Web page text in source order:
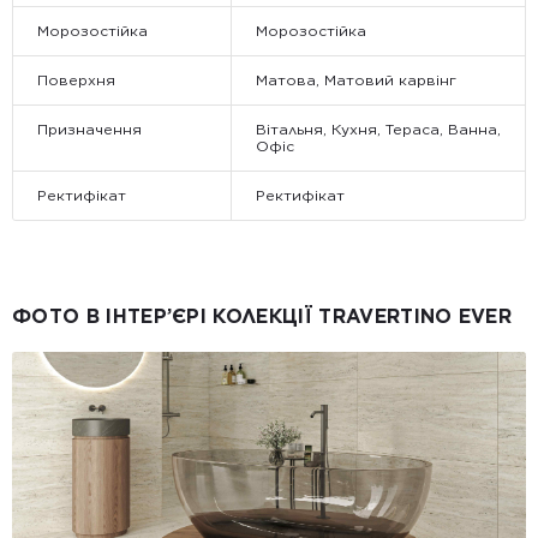
Морозостійка Морозостійка
Поверхня Матова, Матовий карвінг
Призначення
Вітальня, Кухня, Тераса, Ванна,
Офіс
Ректифікат Ректифікат
ФОТО В ІНТЕР’ЄРІ КОЛЕКЦІЇ TRAVERTINO EVER